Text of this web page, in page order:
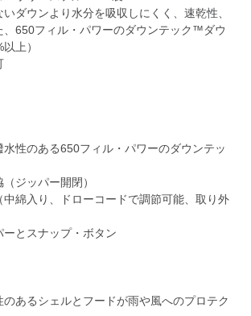
ダウンより水分を吸収しにくく、速乾性、
、650フィル・パワーのダウンテック™ダウ
上）
水性のある650フィル・パワーのダウンテッ
ジッパー開閉）
中綿入り、ドローコードで調節可能、取り外
とスナップ・ボタン
のあるシェルとフードが雨や風へのプロテク